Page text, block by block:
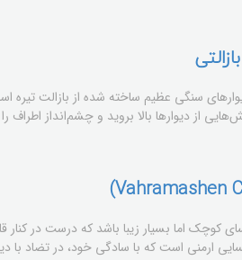
سنگی عظیم ساخته شده از بازالت تیره
از دیوارها بالا بروید و چشم‌انداز اطراف
ارمنی است که با سادگی خود، در تضاد